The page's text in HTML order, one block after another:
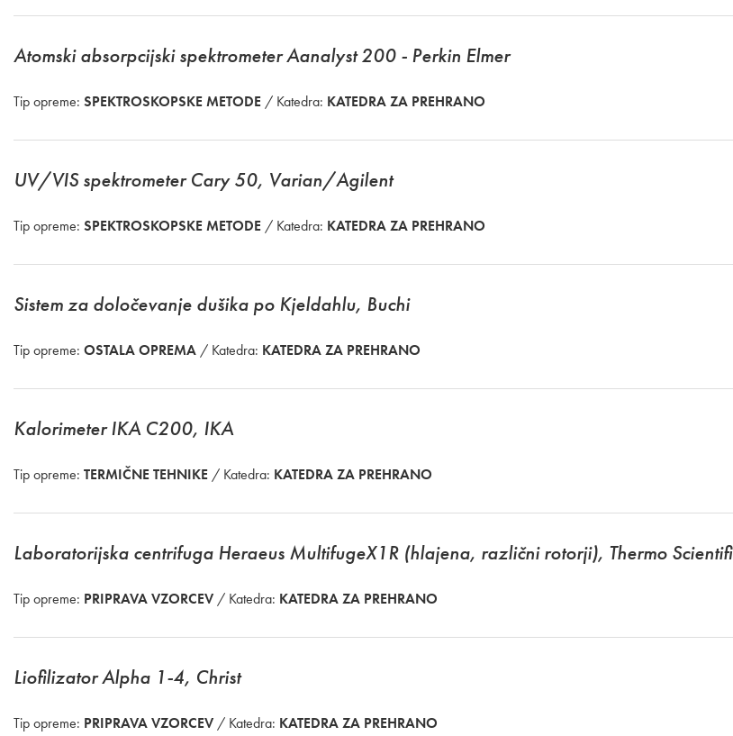
Atomski absorpcijski spektrometer Aanalyst 200 - Perkin Elmer
Tip opreme: SPEKTROSKOPSKE METODE / Katedra: KATEDRA ZA PREHRANO
UV/VIS spektrometer Cary 50, Varian/Agilent
Tip opreme: SPEKTROSKOPSKE METODE / Katedra: KATEDRA ZA PREHRANO
Sistem za določevanje dušika po Kjeldahlu, Buchi
Tip opreme: OSTALA OPREMA / Katedra: KATEDRA ZA PREHRANO
Kalorimeter IKA C200, IKA
Tip opreme: TERMIČNE TEHNIKE / Katedra: KATEDRA ZA PREHRANO
Laboratorijska centrifuga Heraeus MultifugeX1R (hlajena, različni rotorji), Thermo Scientifi
Tip opreme: PRIPRAVA VZORCEV / Katedra: KATEDRA ZA PREHRANO
Liofilizator Alpha 1-4, Christ
Tip opreme: PRIPRAVA VZORCEV / Katedra: KATEDRA ZA PREHRANO